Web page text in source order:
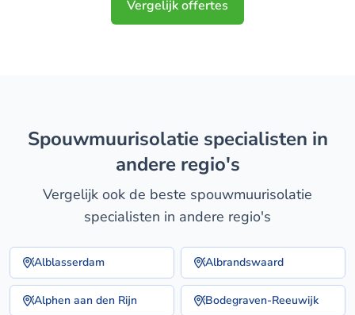
Vergelijk offertes
spouwmuurisolatie specialisten in
andere regio's
Vergelijk ook de beste spouwmuurisolatie
specialisten in andere regio's
Alblasserdam Albrandswaard
Alphen aan den Rijn Bodegraven-Reeuwijk